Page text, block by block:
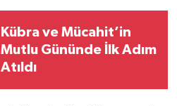
Kübra ve Mücahit’in
Mutlu Gününde İlk Adım
Atıldı